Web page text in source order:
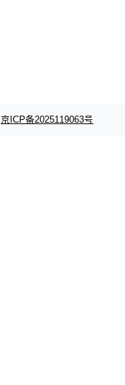
京ICP备2025119063号